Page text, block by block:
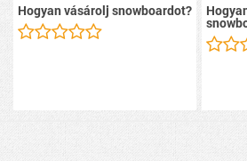
Hogyan vásárolj snowboardot?